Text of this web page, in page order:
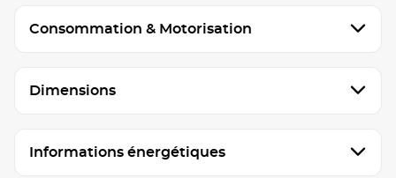
Consommation & Motorisation
Dimensions
Informations énergétiques